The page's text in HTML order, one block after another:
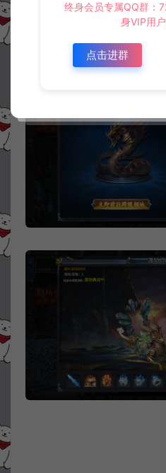
终身会员专属QQ群：
身VIP用户
点击进群